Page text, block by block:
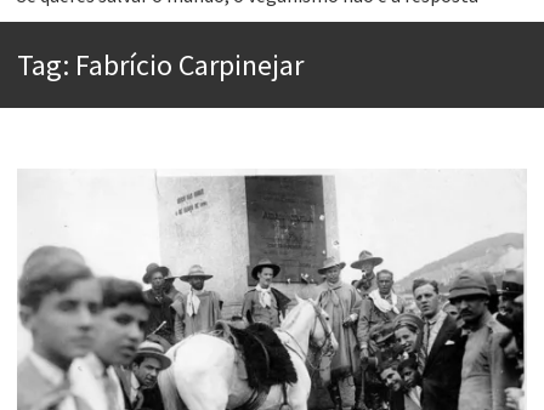
Aprender a fracassar é o segredo do sucesso
Esse tal de Rock Gaúcho
Os causos de Jorge Luis Borges
Voto obrigatório é correto?
Se queres salvar o mundo, o veganismo não é a resposta
Tag: Fabrício Carpinejar